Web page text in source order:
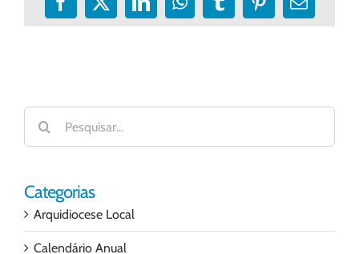
Facebook
X LinkedInWhatsApp
TumblrPinterest
E-
Buscar
resultados
para:
Categorias
Arquidiocese Local
Calendário Anual